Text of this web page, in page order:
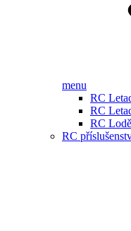
menu
RC
RC
RC
RC